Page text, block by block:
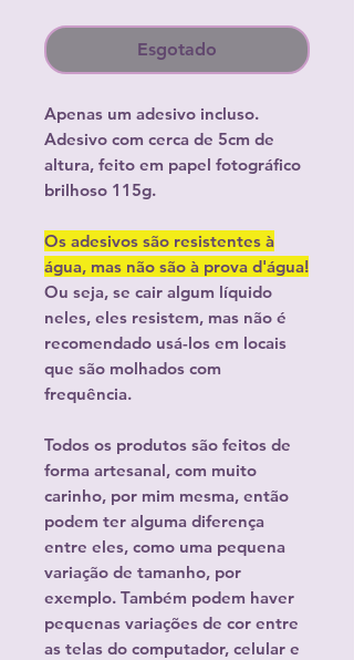
Esgotado
Apenas um adesivo incluso.
Adesivo com cerca de 5cm de
altura, feito em papel fotográfico
brilhoso 115g.
Os adesivos são resistentes à
água, mas não são à prova d'água!
Ou seja, se cair algum líquido
neles, eles resistem, mas não é
recomendado usá-los em locais
que são molhados com
frequência.
Todos os produtos são feitos de
forma artesanal, com muito
carinho, por mim mesma, então
podem ter alguma diferença
entre eles, como uma pequena
variação de tamanho, por
exemplo. Também podem haver
pequenas variações de cor entre
as telas do computador, celular e